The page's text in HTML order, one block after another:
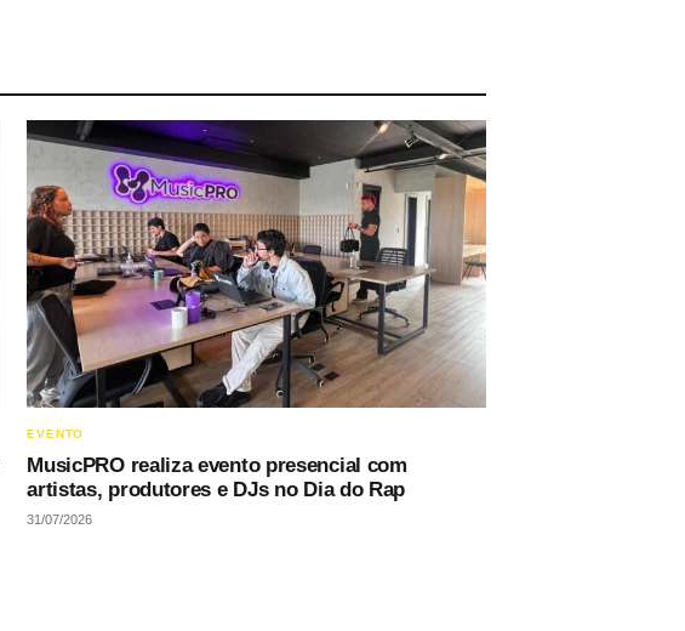
EVENTO
MusicPRO realiza evento presencial com
artistas, produtores e DJs no Dia do Rap
31/07/2026